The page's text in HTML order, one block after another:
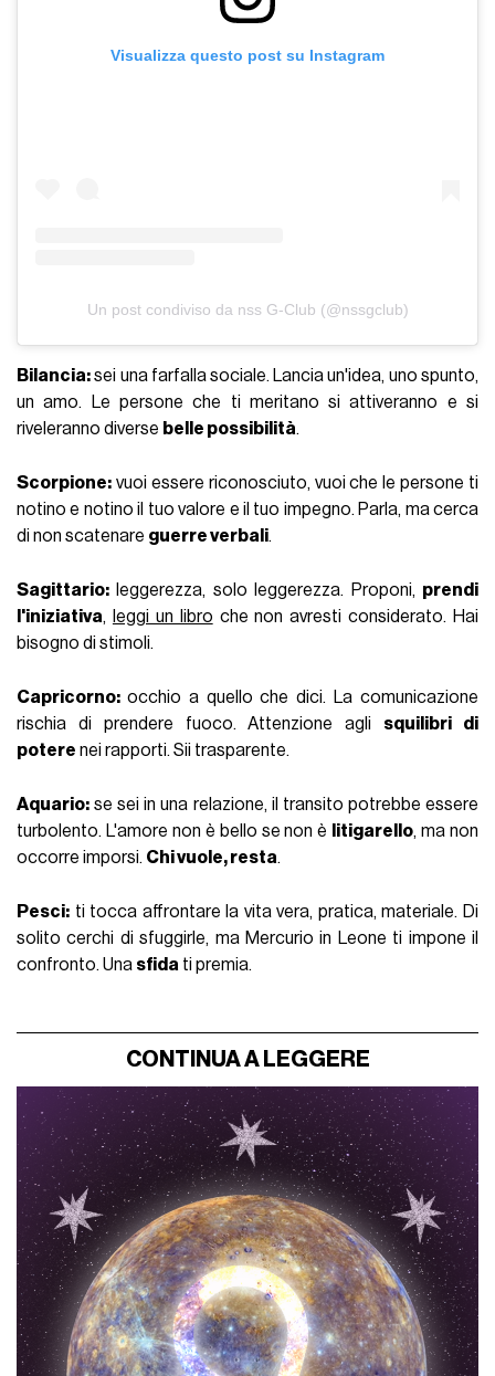
Visualizza questo post su Instagram
Un post condiviso da nss G-Club (@nssgclub)
Bilancia:sei una farfalla sociale. Lancia un'idea, uno spunto,
un amo. Le persone che ti meritano si attiveranno e si
riveleranno diverse belle possibilità.
Scorpione: vuoi essere riconosciuto, vuoi che le persone ti
notino e notino il tuo valore e il tuo impegno. Parla, ma cerca
di non scatenare guerre verbali.
Sagittario: leggerezza, solo leggerezza. Proponi, prendi
l'iniziativa, leggi un libro che non avresti considerato. Hai
bisogno di stimoli.
Capricorno: occhio a quello che dici. La comunicazione
rischia di prendere fuoco. Attenzione agli squilibri di
potere nei rapporti. Sii trasparente.
Aquario: se sei in una relazione, il transito potrebbe essere
turbolento. L'amore non è bello se non è
litigarello, ma non
occorre imporsi. Chi vuole, resta.
Pesci: ti tocca affrontare la vita vera, pratica, materiale. Di
solito cerchi di sfuggirle, ma Mercurio in Leone ti impone il
confronto. Una sfida ti premia.
CONTINUA A LEGGERE